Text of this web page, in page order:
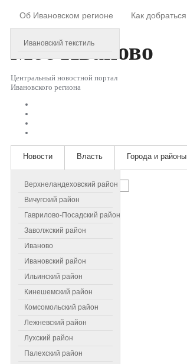
Об Ивановском регионе
Ивановский текстиль
Как добраться
МоёИваново
Центральный новостной портал
Ивановского региона
Новости
Верхнеландеховский район
Вичугский район
Гаврилово-Посадский район
Заволжский район
Иваново
Ивановский район
Ильинский район
Кинешемский район
Комсомольский район
Лежневский район
Лухский район
Палехский район
Власть Города и районы